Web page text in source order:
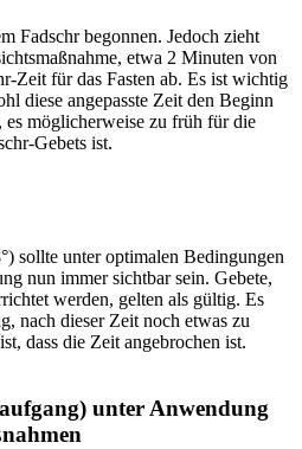
Fadschr begonnen. Jedoch zieht
etwa 2 Minuten von
Zeit für das Fasten ab. Es ist wichtig
diese angepasste Zeit den Beginn
es möglicherweise zu früh für die
Gebets ist.
sollte unter optimalen Bedingungen
nun immer sichtbar sein. Gebete,
werden, gelten als gültig. Es
nach dieser Zeit noch etwas zu
dass die Zeit angebrochen ist.
unter Anwendung